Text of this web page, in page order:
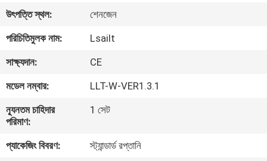
ভিডিও
আমাদের
সম্পর্কে
কারখানা
উৎপত্তি স্থল:
শেনজেন
পরিচিতিমুলক নাম:
Lsailt
সাক্ষ্যদান:
CE
মডেল নম্বার:
LLT-W-VER1.3.1
ন্যূনতম চাহিদার
পরিমাণ:
1 সেট
প্যাকেজিং বিবরণ:
স্ট্যান্ডার্ড রপ্তানি